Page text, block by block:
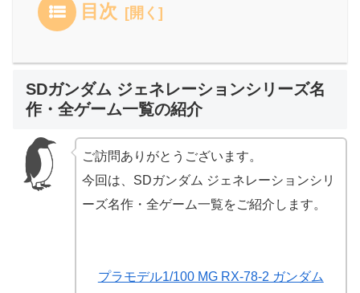
目次
SDガンダム ジェネレーションシリーズ名
作・全ゲーム一覧の紹介
ご訪問ありがとうございます。
今回は、SDガンダム ジェネレーションシリ
ーズ名作・全ゲーム一覧をご紹介します。
プラモデル1/100 MG RX-78-2 ガンダム